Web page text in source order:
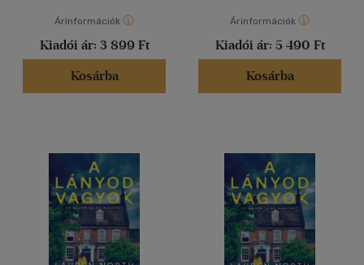
Árinformációk
Kiadói ár: 3 899 Ft
Kosárba
Árinformációk
Kiadói ár: 5 490 Ft
Kosárba